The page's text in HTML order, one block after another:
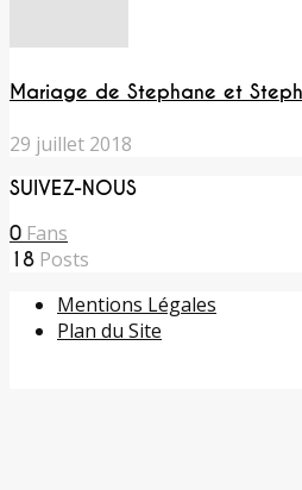
Mariage de Stephane et
29 juillet 2018
SUIVEZ-NOUS
0 Fans
18 Posts
Mentions Légales
Plan du Site